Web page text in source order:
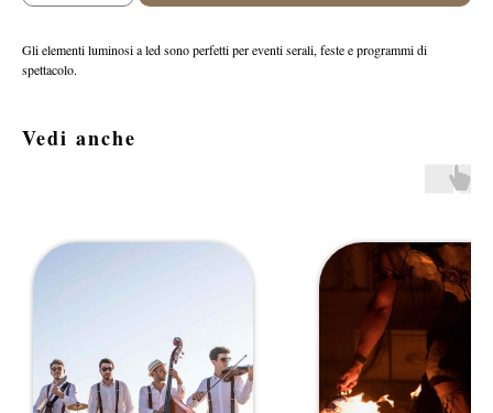
Gli elementi luminosi a led sono perfetti per eventi serali, feste e programmi di
spettacolo.
Vedi anche